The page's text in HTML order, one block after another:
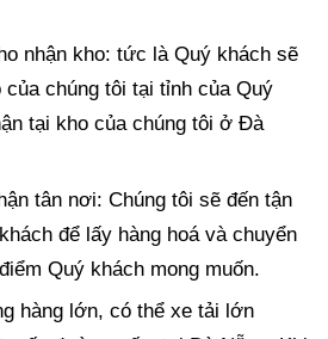
nhận kho: tức là Quý khách sẽ
của chúng tôi tại tỉnh của Quý
tại kho của chúng tôi ở Đà
tân nơi: Chúng tôi sẽ đến tận
để lấy hàng hoá và chuyển
Quý khách mong muốn.
hàng lớn, có thể xe tải lớn